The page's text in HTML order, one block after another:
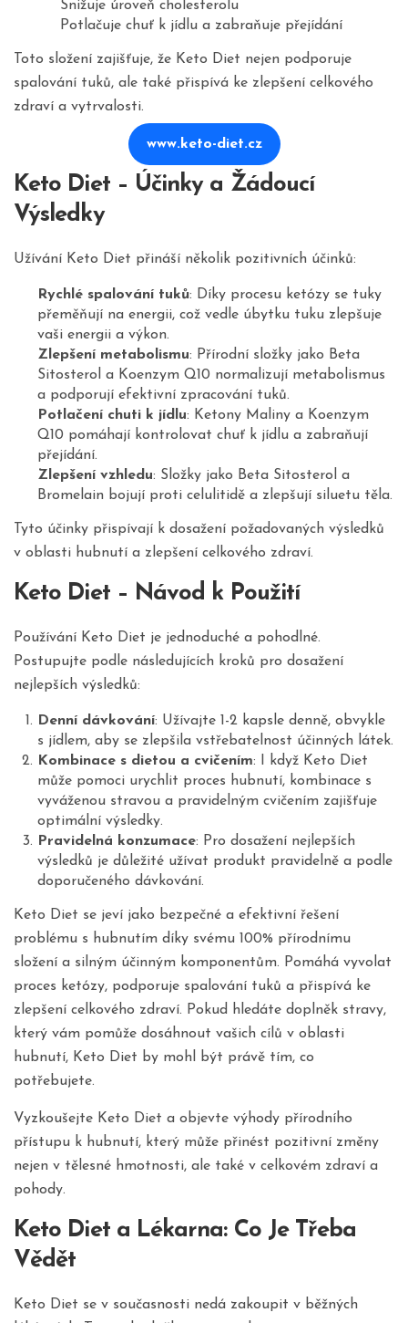
Snižuje úroveň cholesterolu
Potlačuje chuť k jídlu a zabraňuje přejídání
Toto složení zajišťuje, že Keto Diet nejen podporuje
spalování tuků, ale také přispívá ke zlepšení celkového
zdraví a vytrvalosti.
www.keto-diet.cz
Keto Diet – Účinky a Žádoucí
Výsledky
Užívání Keto Diet přináší několik pozitivních účinků:
Rychlé spalování tuků: Díky procesu ketózy se tuky
přeměňují na energii, což vedle úbytku tuku zlepšuje
vaši energii a výkon.
Zlepšení metabolismu: Přírodní složky jako Beta
Sitosterol a Koenzym Q10 normalizují metabolismus
a podporují efektivní zpracování tuků.
Potlačení chuti k jídlu: Ketony Maliny a Koenzym
Q10 pomáhají kontrolovat chuť k jídlu a zabraňují
přejídání.
Zlepšení vzhledu: Složky jako Beta Sitosterol a
Bromelain bojují proti celulitidě a zlepšují siluetu těla.
Tyto účinky přispívají k dosažení požadovaných výsledků
v oblasti hubnutí a zlepšení celkového zdraví.
Keto Diet – Návod k Použití
Používání Keto Diet je jednoduché a pohodlné.
Postupujte podle následujících kroků pro dosažení
nejlepších výsledků:
Denní dávkování: Užívajte 1-2 kapsle denně, obvykle
s jídlem, aby se zlepšila vstřebatelnost účinných látek.
Kombinace s dietou a cvičením: I když Keto Diet
může pomoci urychlit proces hubnutí, kombinace s
vyváženou stravou a pravidelným cvičením zajišťuje
optimální výsledky.
Pravidelná konzumace: Pro dosažení nejlepších
výsledků je důležité užívat produkt pravidelně a podle
doporučeného dávkování.
Keto Diet se jeví jako bezpečné a efektivní řešení
problému s hubnutím díky svému 100% přírodnímu
složení a silným účinným komponentům. Pomáhá vyvolat
proces ketózy, podporuje spalování tuků a přispívá ke
zlepšení celkového zdraví. Pokud hledáte doplněk stravy,
který vám pomůže dosáhnout vašich cílů v oblasti
hubnutí, Keto Diet by mohl být právě tím, co
potřebujete.
Vyzkoušejte Keto Diet a objevte výhody přírodního
přístupu k hubnutí, který může přinést pozitivní změny
nejen v tělesné hmotnosti, ale také v celkovém zdraví a
pohody.
Keto Diet a Lékarna: Co Je Třeba
Vědět
Keto Diet se v současnosti nedá zakoupit v běžných